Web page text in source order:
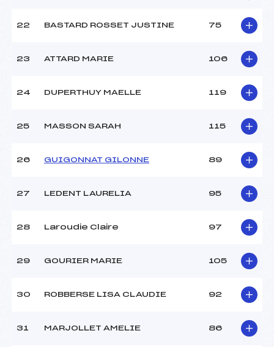
22 BASTARD ROSSET JUSTINE 75
23 ATTARD MARIE 106
24 DUPERTHUY MAELLE 119
25 MASSON SARAH 115
26 GUIGONNAT GILONNE 89
27 LEDENT LAURELIA 95
28 Laroudie Claire 97
29 GOURIER MARIE 105
30 ROBBERSE LISA CLAUDIE 92
31 MARJOLLET AMELIE 86